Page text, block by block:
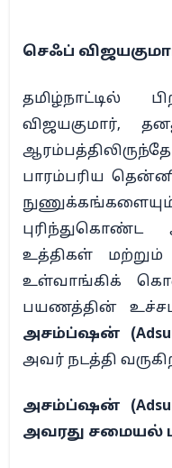
செஃப்
தமிழ்நாட்டில்
விஜயகுமார்,
பாரம்பரிய
உத்திகள்
உள்வாங்கிக்
பயணத்தின்
அசம்ப்ஷன்
அவர் நடத்தி
அசம்ப்ஷன்
அவரது சமையல்